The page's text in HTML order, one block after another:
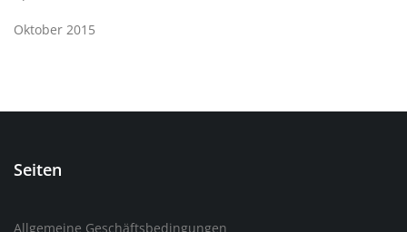
Oktober 2015
Seiten
Allgemeine Geschäftsbedingungen